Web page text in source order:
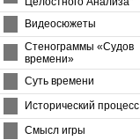
Видеосюжеты
Стенограммы «Судов
времени»
Суть времени
Исторический процесс
Смысл игры